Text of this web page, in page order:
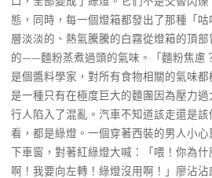
態，同時，每一個燈箱都發出了那種「
層淡淡的、熱氣騰騰的白霧從燈箱的頂
的——麵粉蒸煮過頭的氣味。「麵粉焦慮
是個醬料學家，對所有食物相關的氣味
是一種只有在極度巨大的麵團因為壓力
行人陷入了混亂。汽車不知道該走還是
看，都是綠燈。一個穿著西裝的男人小
下車窗，對著紅綠燈大喊：「喂！你為
啊！我要向左轉！綠燈沒用啊！」廖沾